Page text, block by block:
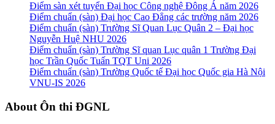
Điểm sàn xét tuyển Đại học Công nghệ Đông Á năm 2026
Điểm chuẩn (sàn) Đại học Cao Đẳng các trường năm 2026
Điểm chuẩn (sàn) Trường Sĩ Quan Lục Quân 2 – Đại học
Nguyễn Huệ NHU 2026
Điểm chuẩn (sàn) Trường Sĩ quan Lục quân 1 Trường Đại
học Trần Quốc Tuấn TQT Uni 2026
Điểm chuẩn (sàn) Trường Quốc tế Đại học Quốc gia Hà Nội
VNU-IS 2026
Footer
About Ôn thi ĐGNL